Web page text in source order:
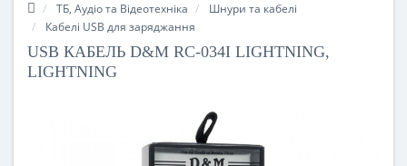
ТБ, Аудіо та Відеотехніка
Шнури та кабелі
Кабелі USB для заряджання
USB КАБЕЛЬ D&M RC-034I LIGHTNING,
LIGHTNING